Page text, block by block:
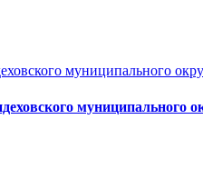
муниципального
муниципального